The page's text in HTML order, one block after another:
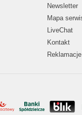
Newsletter
Mapa
LiveChat
Kontakt